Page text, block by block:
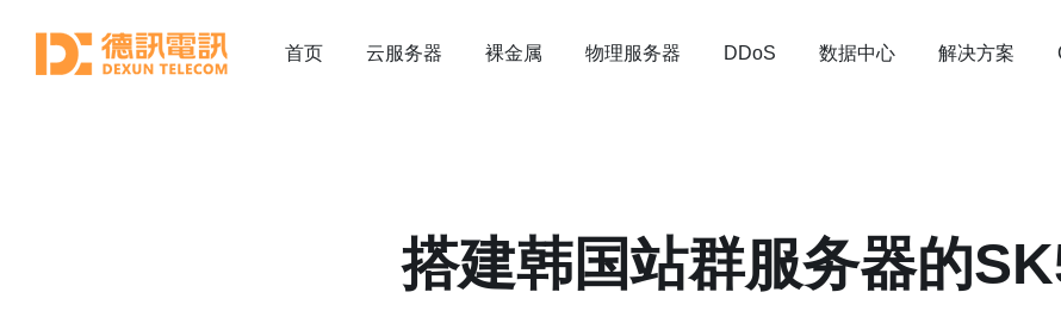
首页 云服务器 裸金属 物理服务器 DDoS 数据中心 解决方案
搭建韩国站群服务器的